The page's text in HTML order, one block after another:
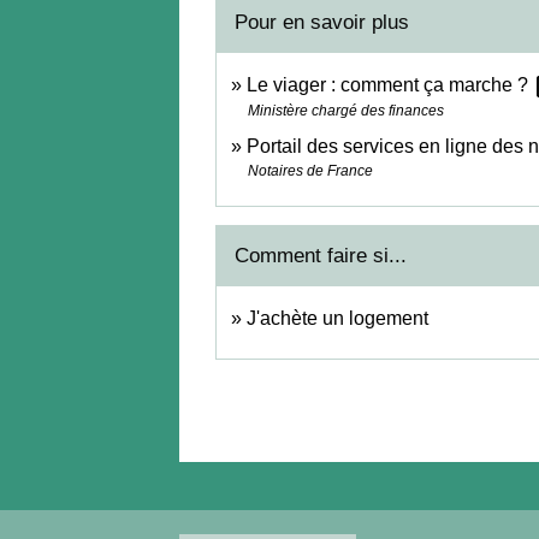
Pour en savoir plus
Le viager : comment ça marche ?
Ministère chargé des finances
Portail des services en ligne des
Notaires de France
Comment faire si...
J'achète un logement